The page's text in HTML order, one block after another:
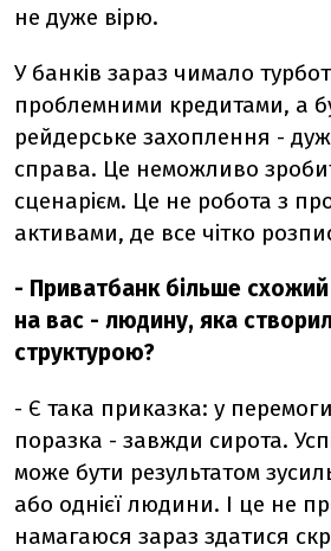
не дуже вірю.
У банків зараз чимало
проблемними кредитами, а
рейдерське захоплення -
справа. Це неможливо
сценарієм. Це не робота з
активами, де все чітко
- Приватбанк більше схожий
на вас - людину, яка
структурою?
- Є така приказка: у
поразка - завжди сирота.
може бути результатом
або однієї людини. І це не
намагаюся зараз здатися